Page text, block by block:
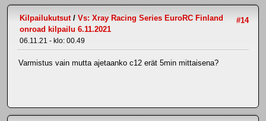
#14
Kilpailukutsut/ Vs: Xray Racing Series EuroRC Finland
onroad kilpailu 6.11.2021
06.11.21 - klo: 00.49
Varmistus vain mutta ajetaanko c12 erät 5min mittaisena?